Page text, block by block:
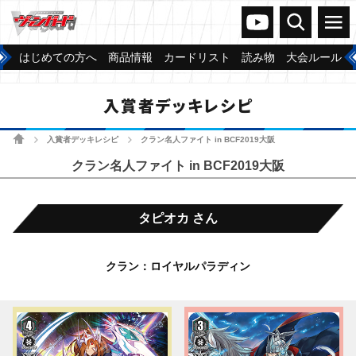
ヴァンガードch
検索 メニュー
はじめての方へ 商品情報 カードリスト 読み物 大会ルール
入賞者デッキレシピ
ホーム 入賞者デッキレシピ クラン名人ファイト in BCF2019大阪
クラン名人ファイト in BCF2019大阪
タピオカ さん
クラン：ロイヤルパラディン